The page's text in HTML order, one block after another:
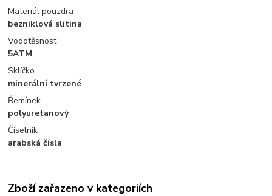
Materiál pouzdra
bezniklová slitina
Vodotěsnost
5ATM
Sklíčko
minerální tvrzené
Řemínek
polyuretanový
Číselník
arabská čísla
Zboží zařazeno v kategoriích